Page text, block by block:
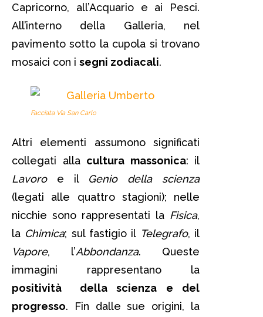
Capricorno, all’Acquario e ai Pesci.
All’interno della Galleria, nel
pavimento sotto la cupola si trovano
mosaici con i segni zodiacali.
Facciata Via San Carlo
Altri elementi assumono significati
collegati alla cultura massonica: il
Lavoroe il Genio della scienza
(legati alle quattro stagioni); nelle
nicchie sono rappresentati la Fisica,
la Chimica; sul fastigio il Telegrafo, il
Vapore, l’Abbondanza. Queste
immagini rappresentano la
positività della scienza e del
progresso. Fin dalle sue origini, la